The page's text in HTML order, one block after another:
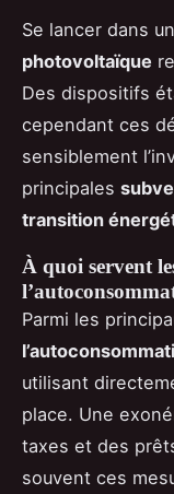
Se lancer dans
photovoltaïque
Des dispositifs
cependant ces
sensiblement
principales
transition
À quoi servent
Parmi les
utilisant
place. Une
taxes et des
souvent ces